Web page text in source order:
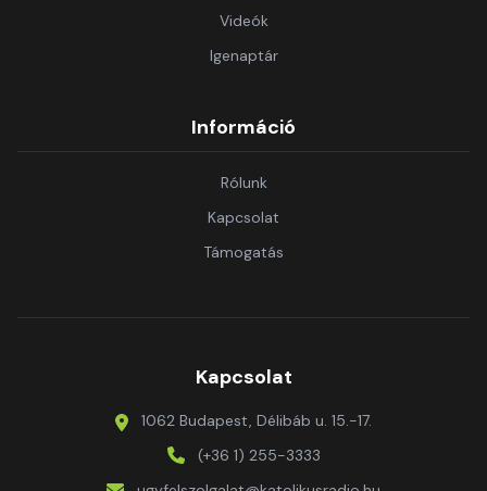
Videók
Igenaptár
Információ
Rólunk
Kapcsolat
Támogatás
Kapcsolat
1062 Budapest, Délibáb u. 15.-17.
(+36 1) 255-3333